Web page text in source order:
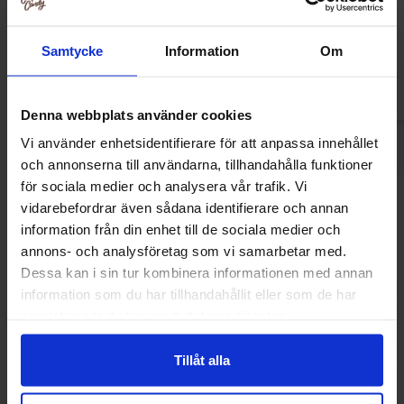
Samtycke Information Om
Denna webbplats använder cookies
Vi använder enhetsidentifierare för att anpassa innehållet
och annonserna till användarna, tillhandahålla funktioner
för sociala medier och analysera vår trafik. Vi
vidarebefordrar även sådana identifierare och annan
information från din enhet till de sociala medier och
annons- och analysföretag som vi samarbetar med.
Dessa kan i sin tur kombinera informationen med annan
information som du har tillhandahållit eller som de har
Tillåt alla
1kg
Andra gillade
-10%